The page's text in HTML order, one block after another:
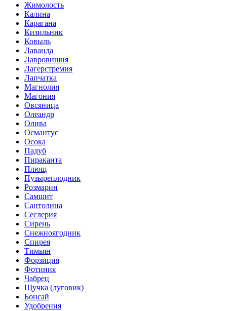
Жимолость
Калина
Карагана
Кизильник
Ковыль
Лаванда
Лавровишня
Лагерстремия
Лапчатка
Магнолия
Магония
Овсяница
Олеандр
Олива
Османтус
Осока
Падуб
Пираканта
Плющ
Пузыреплодник
Розмарин
Самшит
Сантолина
Сеслерия
Сирень
Снежноягодник
Спирея
Тимьян
Форзиция
Фотиния
Чабрец
Щучка (луговик)
Бонсай
Удобрения